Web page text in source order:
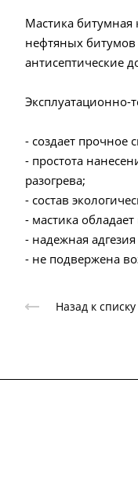
Мастика битумная
нефтяных битумов
антисептические
Эксплуатационно-
- создает прочное
- простота
разогрева;
- состав
- мастика
- надежная
- не подвержена
Назад к списку